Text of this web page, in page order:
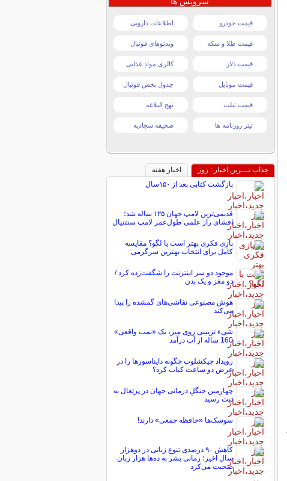
قیمت خودرو اطلاعات دارویی
قیمت طلا و سکه ویدئوهای فوتبال
قیمت دلار کالری مواد غذایی
قیمت موبایل جدول پخش فوتبال
قیمت تبلت نهج البلاغه
تیتر روزنامه ها صحیفه سجادیه
جذاب تـــرین اخبار : روز
اخبار هفته
بازگشت کتابی بعد از ۱۵۰سال
قدیمی‌ترین لامپ جهان ۱۲۵ ساله شد؛
افشای راز علمی طول‌عمر لامپ سنتنیال
بازی فکری بهتر است یا لگو؟ مقایسه
کامل برای انتخاب بهترین سرگرمی
موجود دو سر اینترنت را شگفت‌زده کرد /
دو مغز و یک بدن
هوش مصنوعی نقاشی‌های گمشده را پیدا
می‌کند
شیء تزیینی روی میز، یک «بمب واقعی»
160 ساله از آب درآمد
رویداد چیکشلوب چگونه دایناسورها را در
عرض دو ساعت کباب کرد؟
چهارمین جنگلِ درمانی جهان در پرتغال به
ثبت رسید
سوسک‌ها «حافظه جمعی» دارند!
کاهش ۹۰ درصدی تنوع زبانی در دوهزار
سال اخیر؛ زمانی بشر به ده‌ها هزار زبان
صحبت می‌کرد